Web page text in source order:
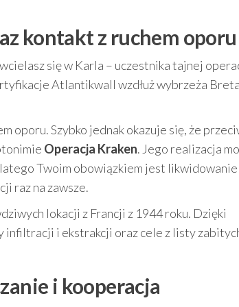
kontakt z ruchem oporu
się w Karla – uczestnika tajnej
Atlantikwall wzdłuż wybrzeża
oporu. Szybko jednak okazuje się, że
Operacja Kraken. Jego realizacja
Twoim obowiązkiem jest likwidowanie
raz na zawsze.
lokacji z Francji z 1944 roku. Dzięki
i ekstrakcji oraz cele z listy
i kooperacja